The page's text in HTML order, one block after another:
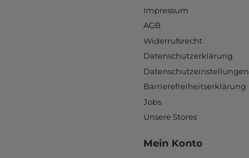
Impressum
AGB
Widerrufsrecht
Datenschutzerklärung
Datenschutzeinstellungen
Barrierefreiheitserklärung
Jobs
Unsere Stores
Mein Konto